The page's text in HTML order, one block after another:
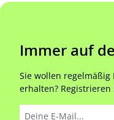
Immer auf
Sie wollen regelmäßig
erhalten? Registrieren